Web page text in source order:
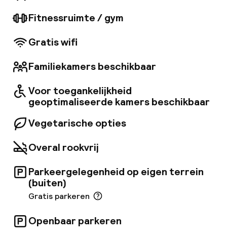
roomservice en een wasservice.
Fitnessruimte / gym
Gratis wifi
Familiekamers beschikbaar
Voor toegankelijkheid
geoptimaliseerde kamers beschikbaar
Vegetarische opties
Overal rookvrij
Parkeergelegenheid op eigen terrein
(buiten)
Gratis parkeren
Openbaar parkeren